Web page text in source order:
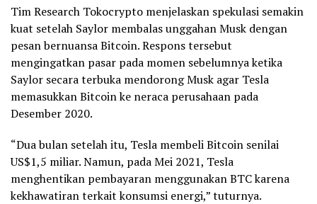
Tim Research Tokocrypto menjelaskan spekulasi semakin
kuat setelah Saylor membalas unggahan Musk dengan
pesan bernuansa Bitcoin. Respons tersebut
mengingatkan pasar pada momen sebelumnya ketika
Saylor secara terbuka mendorong Musk agar Tesla
memasukkan Bitcoin ke neraca perusahaan pada
Desember 2020.
“Dua bulan setelah itu, Tesla membeli Bitcoin senilai
US$1,5 miliar. Namun, pada Mei 2021, Tesla
menghentikan pembayaran menggunakan BTC karena
kekhawatiran terkait konsumsi energi,” tuturnya.